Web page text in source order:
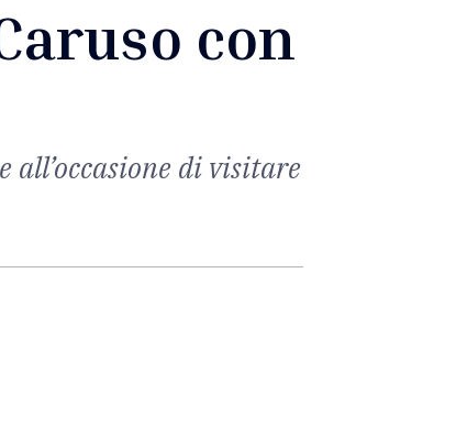
con
all’occasione di visitare